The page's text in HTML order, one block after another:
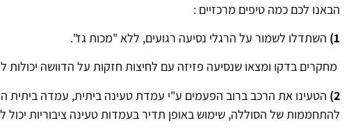
הבאנו לכם כמה טיפים מרכזיים :
1) השתדלו לשמור על הרגלי נסיעה רגועים, ללא "מכות גז".
מחקרים בדקו ומצאו שנסיעה פזיזה עם לחיצות חזקות על הדוושה יכולות
2) הטעינו את הרכב ברוב הפעמים ע"י עמדת טעינה ביתית, עמדה ביתית
להתחממות של הסוללה, שימוש באופן תדיר בעמדות טעינה ציבוריות יכול